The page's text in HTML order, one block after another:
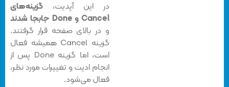
در این آپدیت،گزینه‌های
Cancel و Done جابجا شدند
و در بالای صفحه قرار گرفتند.
گزینه Cancel همیشه فعال
است، اما گزینه Done پس از
انجام ادیت و تغییرات مورد نظر،
فعال می‌شود.